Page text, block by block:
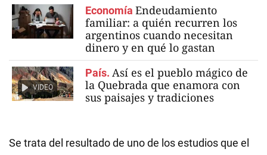
Economía Endeudamiento
familiar: a quién recurren los
argentinos cuando necesitan
dinero y en qué lo gastan
VIDEO
País. Así es el pueblo mágico de
la Quebrada que enamora con
sus paisajes y tradiciones
Se trata del resultado de uno de los estudios que el